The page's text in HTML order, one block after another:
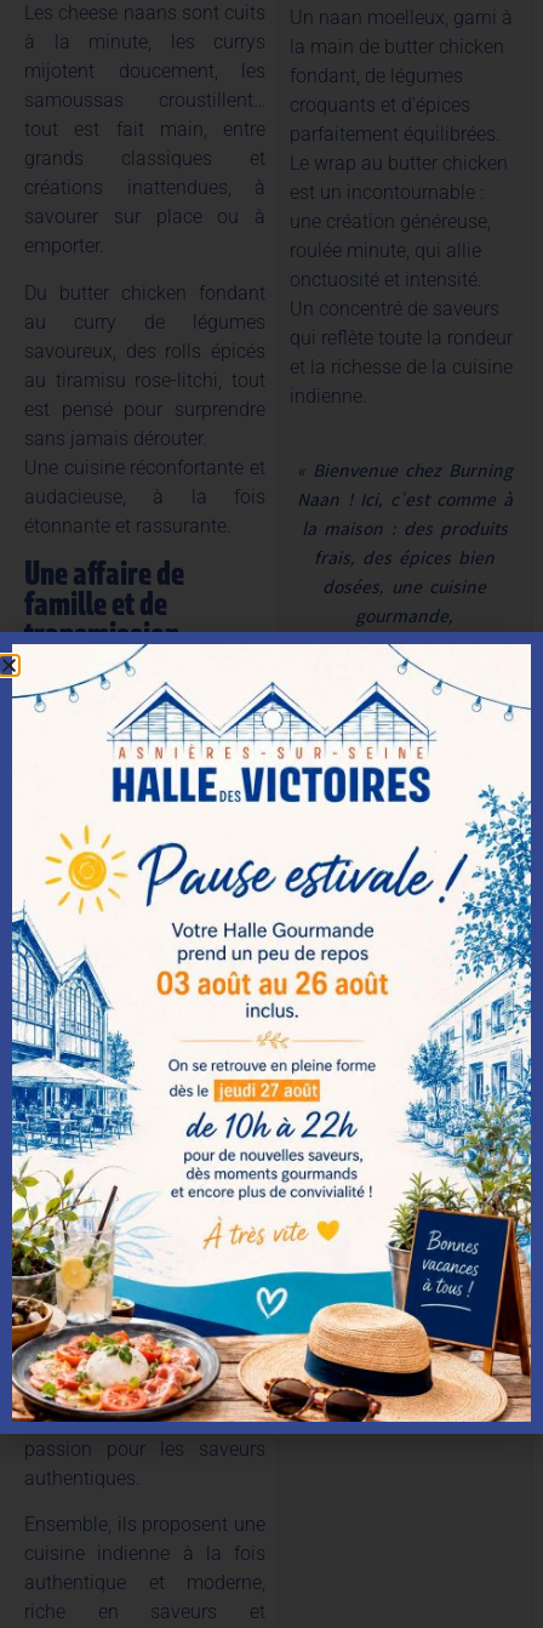
Les cheese naans sont cuits
à la minute, les currys
mijotent doucement, les
samoussas croustillent…
tout est fait main, entre
grands classiques et
créations inattendues, à
savourer sur place ou à
emporter.
Du butter chicken fondant
au curry de légumes
savoureux, des rolls épicés
au tiramisu rose-litchi, tout
est pensé pour surprendre
sans jamais dérouter.
Une cuisine réconfortante et
audacieuse, à la fois
étonnante et rassurante.
Une affaire de
famille et de
transmission
Burning Naan est bien plus
qu’un kiosque de street-food
: c’est une aventure
humaine portée par trois
passionnés.
Sham, la fondatrice, incarne
la mémoire vivante des
recettes transmises de
génération en génération. À
ses côtés, son fils Scharan,
22 ans, conduit le projet
avec énergie et
détermination.
En cuisine, Renaud
Ramamourty, chef reconnu,
apporte sa touche créative
et son exigence du détail.
Originaire de Pondichéry et
formé dans les plus grandes
maisons étoilées
parisiennes, il a notamment
été candidat de Top Chef et
chef exécutif chez
Petrossian. Sa cuisine,
mêlant technique française
et inspirations indiennes,
reflète son parcours et sa
passion pour les saveurs
authentiques.
Ensemble, ils proposent une
cuisine indienne à la fois
authentique et moderne,
riche en saveurs et
Un naan moelleux, garni à
la main de butter chicken
fondant, de légumes
croquants et d’épices
parfaitement équilibrées.
Le wrap au butter chicken
est un incontournable :
une création généreuse,
roulée minute, qui allie
onctuosité et intensité.
Un concentré de saveurs
qui reflète toute la rondeur
et la richesse de la cuisine
indienne.
« Bienvenue chez Burning
Naan ! Ici, c’est comme à
la maison : des produits
frais, des épices bien
dosées, une cuisine
gourmande,
préparée avec le cœur et
servie
avec le sourire. »
Sham, Scharan et Renaud.